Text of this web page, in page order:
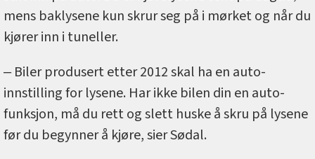
mens baklysene kun skrur seg på i mørket og når du
kjører inn i tuneller.
‒ Biler produsert etter 2012 skal ha en auto-
innstilling for lysene. Har ikke bilen din en auto-
funksjon, må du rett og slett huske å skru på lysene
før du begynner å kjøre, sier Sødal.